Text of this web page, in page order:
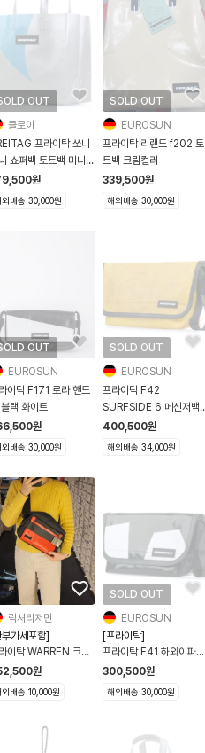
OUT
클로이
프라이탁 쏘니
쇼퍼백 토트백 미니
Sonny 실버그레이
원
외배송 30,000원
SOLD OUT
EUROSUN
프라이탁 리랜드 f202 토
트백 크림컬러
339,500원
해외배송 30,000원
OUT
EUROSUN
이탁 F171 로라 핸드
랙 화이트
원
외배송 30,000원
SOLD OUT
EUROSUN
프라이탁 F42
SURFSIDE 6 메신저백
크로스백
400,500원
해외배송 34,000원
럭셔리저먼
가세포함]
이탁 WARREN 크로
F670 4종
원
외배송 10,000원
SOLD OUT
EUROSUN
[프라이탁]
프라이탁 F41 하와이파이
브오 하파오 메신저백 화이
트블랙
300,500원
해외배송 30,000원